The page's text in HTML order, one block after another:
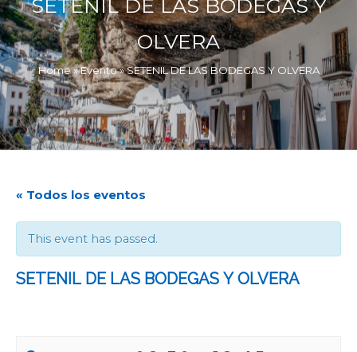
SETENIL DE LAS BODEGAS Y
OLVERA
Home»Evento»SETENIL DE LAS BODEGAS Y OLVERA
« Todos los eventos
This event has passed.
SETENIL DE LAS BODEGAS Y OLVERA